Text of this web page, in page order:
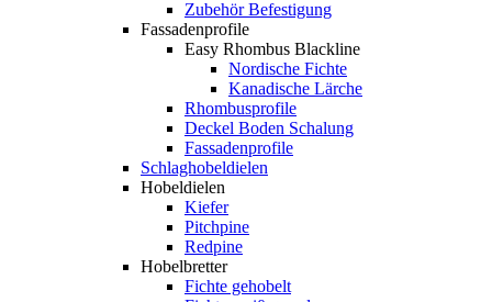
Zubehör Befestigung
Fassadenprofile
Easy Rhombus Blackline
Nordische Fichte
Kanadische Lärche
Rhombusprofile
Deckel Boden Schalung
Fassadenprofile
Schlaghobeldielen
Hobeldielen
Kiefer
Pitchpine
Redpine
Hobelbretter
Fichte gehobelt